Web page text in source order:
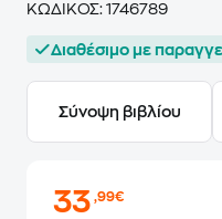
ΚΩΔΙΚΟΣ: 1746789
Διαθέσιμο με
Σύνοψη βιβλίου
33,99€